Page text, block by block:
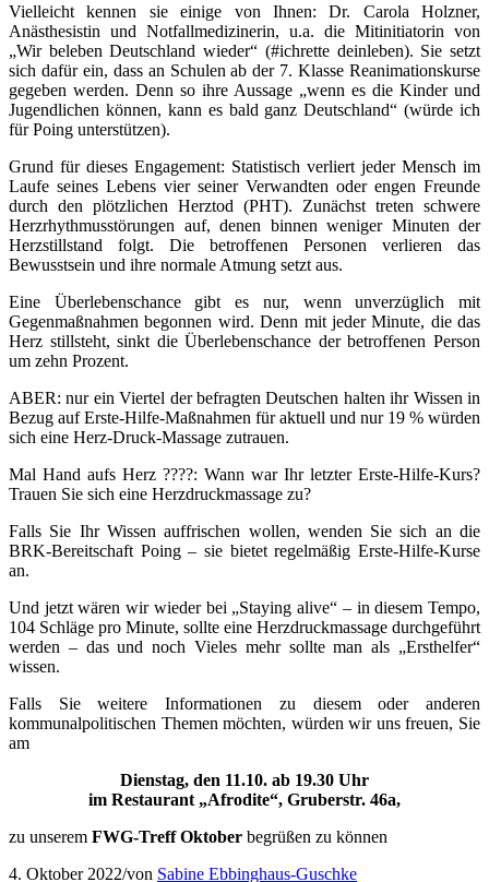
Vielleicht kennen sie einige von Ihnen: Dr. Carola Holzner,
Anästhesistin und Notfallmedizinerin, u.a. die Mitinitiatorin von
„Wir beleben Deutschland wieder“ (#ichrette deinleben). Sie setzt
sich dafür ein, dass an Schulen ab der 7. Klasse Reanimationskurse
gegeben werden. Denn so ihre Aussage „wenn es die Kinder und
Jugendlichen können, kann es bald ganz Deutschland“ (würde ich
für Poing unterstützen).
Grund für dieses Engagement: Statistisch verliert jeder Mensch im
Laufe seines Lebens vier seiner Verwandten oder engen Freunde
durch den plötzlichen Herztod (PHT). Zunächst treten schwere
Herzrhythmusstörungen auf, denen binnen weniger Minuten der
Herzstillstand folgt. Die betroffenen Personen verlieren das
Bewusstsein und ihre normale Atmung setzt aus.
Eine Überlebenschance gibt es nur, wenn unverzüglich mit
Gegenmaßnahmen begonnen wird. Denn mit jeder Minute, die das
Herz stillsteht, sinkt die Überlebenschance der betroffenen Person
um zehn Prozent.
ABER: nur ein Viertel der befragten Deutschen halten ihr Wissen in
Bezug auf Erste-Hilfe-Maßnahmen für aktuell und nur 19 % würden
sich eine Herz-Druck-Massage zutrauen.
Mal Hand aufs Herz ????: Wann war Ihr letzter Erste-Hilfe-Kurs?
Trauen Sie sich eine Herzdruckmassage zu?
Falls Sie Ihr Wissen auffrischen wollen, wenden Sie sich an die
BRK-Bereitschaft Poing – sie bietet regelmäßig Erste-Hilfe-Kurse
an.
Und jetzt wären wir wieder bei „Staying alive“ – in diesem Tempo,
104 Schläge pro Minute, sollte eine Herzdruckmassage durchgeführt
werden – das und noch Vieles mehr sollte man als „Ersthelfer“
wissen.
Falls Sie weitere Informationen zu diesem oder anderen
kommunalpolitischen Themen möchten, würden wir uns freuen, Sie
am
Dienstag, den 11.10. ab 19.30 Uhr
im Restaurant „Afrodite“, Gruberstr. 46a,
zu unserem FWG-Treff Oktober begrüßen zu können
4. Oktober 2022/von Sabine Ebbinghaus-Guschke